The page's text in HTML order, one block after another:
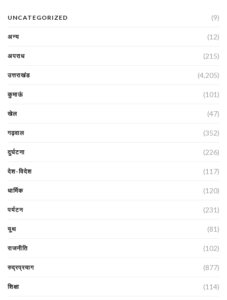
UNCATEGORIZED (9)
अन्य (12)
अपराध (215)
उत्तराखंड (4,205)
कुमाऊं (101)
खेल (47)
गढ़वाल (352)
दुर्घटना (226)
देश-विदेश (117)
धार्मिक (120)
पर्यटन (231)
यूथ (81)
राजनीति (102)
रुद्रप्रयाग (877)
शिक्षा (114)